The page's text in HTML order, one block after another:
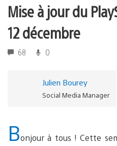
Mise à jour du
12 décembre
68 0
Julien Bourey
Social Media Manager
Bonjour à tous ! Cette